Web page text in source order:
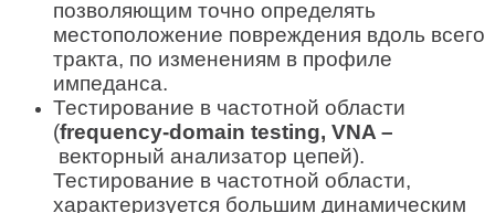
позволяющим точно определять
местоположение повреждения вдоль всего
тракта, по изменениям в профиле
импеданса.
Тестирование в частотной области
(frequency-domain testing, VNA –
векторный анализатор цепей).
Тестирование в частотной области,
характеризуется большим динамическим